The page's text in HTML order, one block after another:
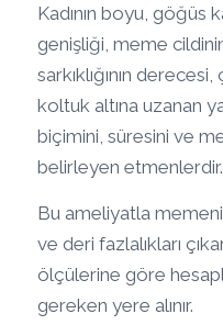
Kadının boyu, göğüs
genişliği, meme
sarkıklığının
koltuk altına uzanan
biçimini, süresini ve
belirleyen etmenlerdir.
Bu ameliyatla
ve deri fazlalıkları
ölçülerine göre
gereken yere alınır.